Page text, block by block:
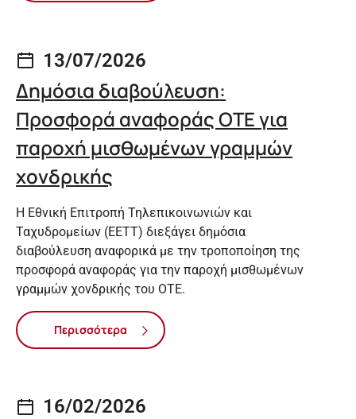
13/07/2026
Δημόσια διαβούλευση:
Προσφορά αναφοράς ΟΤΕ για
παροχή μισθωμένων γραμμών
χονδρικής
Η Εθνική Επιτροπή Τηλεπικοινωνιών και
Ταχυδρομείων (ΕΕΤΤ) διεξάγει δημόσια
διαβούλευση αναφορικά με την τροποποίηση της
προσφορά αναφοράς για την παροχή μισθωμένων
γραμμών χονδρικής του ΟΤΕ.
Περισσότερα
16/02/2026